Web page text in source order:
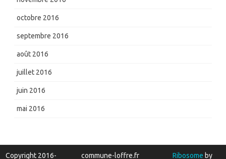
octobre 2016
septembre 2016
août 2016
juillet 2016
juin 2016
mai 2016
Copyright 2016- commune-loffre.fr Ribosome by